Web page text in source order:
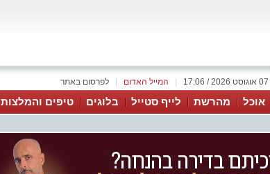
לפרסום באתר המייל האדום 07 אוגוסט 2026 / 17:06
אוכל מהרשת לייף סטייל בלוגים טיפים והמלצות